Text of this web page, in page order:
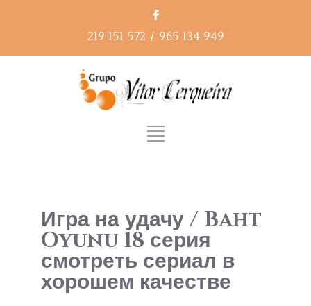
219 151 572 / 965 134 949
Игра на удачу / Baht
Oyunu 18 серия
смотреть сериал в
хорошем качестве